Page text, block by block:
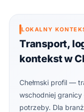
LOKALNY
Transport,
kontekst w
Chełmski profil —
wschodniej
potrzeby. Dla